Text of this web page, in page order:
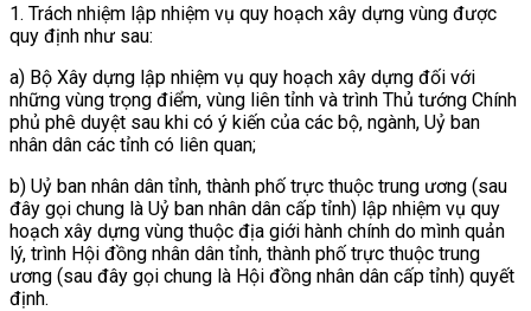
1. Trách nhiệm lập nhiệm vụ quy hoạch xây dựng vùng được
quy định như sau:
a) Bộ Xây dựng lập nhiệm vụ quy hoạch xây dựng đối với
những vùng trọng điểm, vùng liên tỉnh và trình Thủ tướng Chính
phủ phê duyệt sau khi có ý kiến của các bộ, ngành, Uỷ ban
nhân dân các tỉnh có liên quan;
b) Uỷ ban nhân dân tỉnh, thành phố trực thuộc trung ương (sau
đây gọi chung là Uỷ ban nhân dân cấp tỉnh) lập nhiệm vụ quy
hoạch xây dựng vùng thuộc địa giới hành chính do mình quản
lý, trình Hội đồng nhân dân tỉnh, thành phố trực thuộc trung
ương (sau đây gọi chung là Hội đồng nhân dân cấp tỉnh) quyết
định.